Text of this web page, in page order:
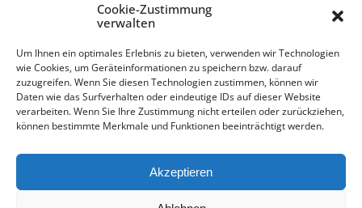
Cookie-Zustimmung
verwalten
Um Ihnen ein optimales Erlebnis zu bieten, verwenden wir Technologien
wie Cookies, um Geräteinformationen zu speichern bzw. darauf
zuzugreifen. Wenn Sie diesen Technologien zustimmen, können wir
Daten wie das Surfverhalten oder eindeutige IDs auf dieser Website
verarbeiten. Wenn Sie Ihre Zustimmung nicht erteilen oder zurückziehen,
können bestimmte Merkmale und Funktionen beeinträchtigt werden.
Akzeptieren
KALENDER GOOGLEKALENDER
Impressum Datenschutz